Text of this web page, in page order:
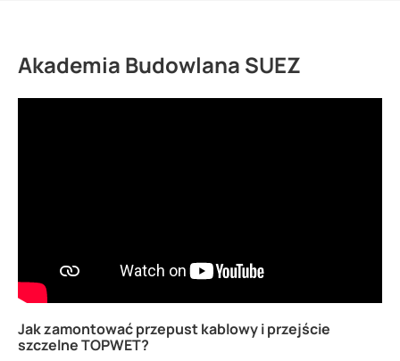
Akademia Budowlana SUEZ
Jak zamontować przepust kablowy i przejście
szczelne TOPWET?